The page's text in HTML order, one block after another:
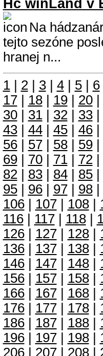
Hc winLand v
Na
tejto sezóne
hranej n...
1| 2| 3| 4| 5| 6|
17| 18| 19| 20|
30| 31| 32| 33|
43| 44| 45| 46|
56| 57| 58| 59|
69| 70| 71| 72|
82| 83| 84| 85|
95| 96| 97| 98|
106| 107| 108|
116| 117| 118|
126| 127| 128|
136| 137| 138|
146| 147| 148|
156| 157| 158|
166| 167| 168|
176| 177| 178|
186| 187| 188|
196| 197| 198|
206| 207| 208|